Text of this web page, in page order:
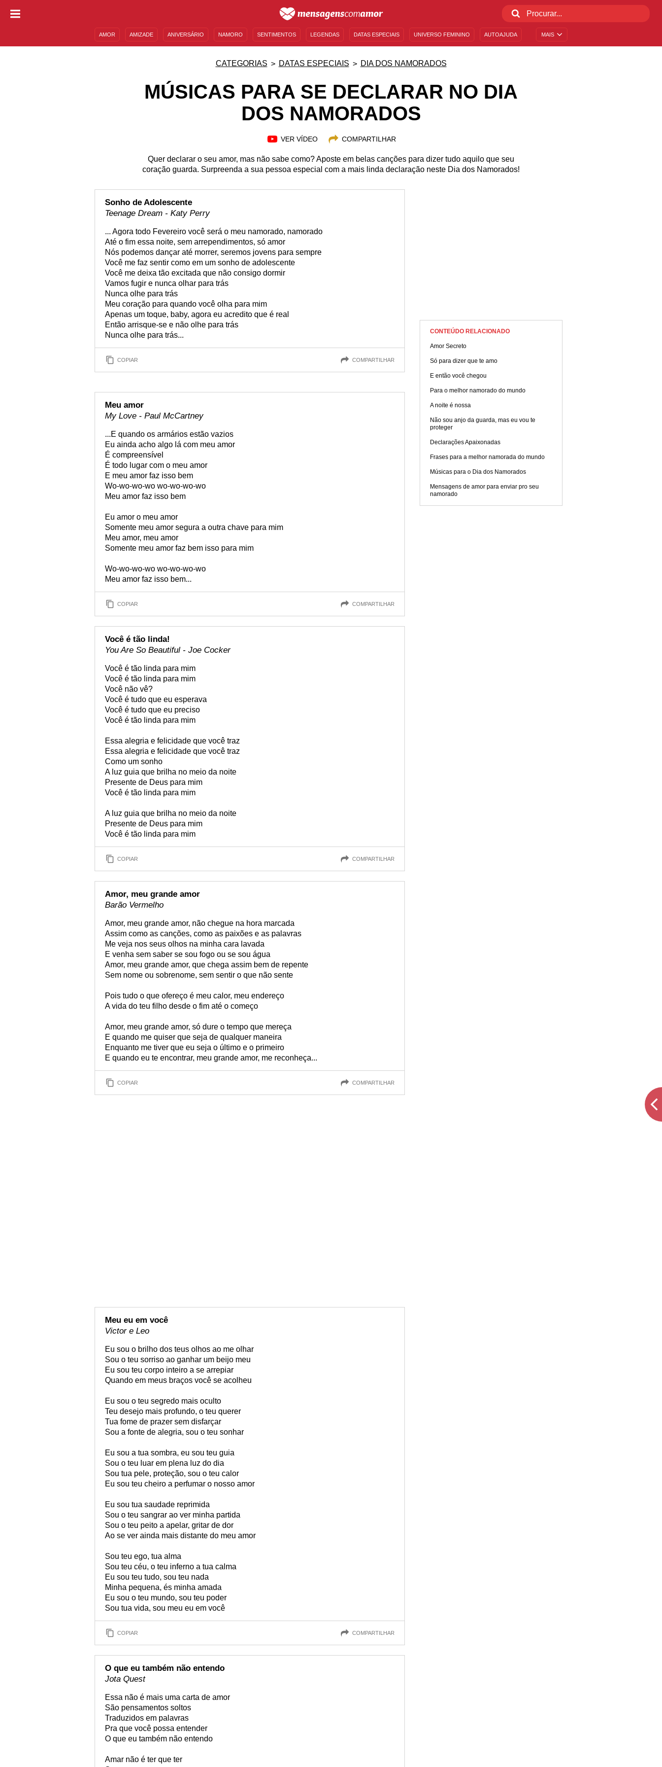
MAIS
AMOR AMIZADE ANIVERSÁRIO NAMORO SENTIMENTOS LEGENDAS DATAS ESPECIAIS UNIVERSO FEMININO AUTOAJUDA
CATEGORIAS DATAS ESPECIAIS DIA DOS NAMORADOS
MÚSICAS PARA SE DECLARAR NO DIA
DOS NAMORADOS
VER VÍDEO COMPARTILHAR
Quer declarar o seu amor, mas não sabe como? Aposte em belas canções para dizer tudo aquilo que seu
coração guarda. Surpreenda a sua pessoa especial com a mais linda declaração neste Dia dos Namorados!
Sonho de Adolescente
Teenage Dream - Katy Perry
... Agora todo Fevereiro você será o meu namorado, namorado
Até o fim essa noite, sem arrependimentos, só amor
Nós podemos dançar até morrer, seremos jovens para sempre
Você me faz sentir como em um sonho de adolescente
Você me deixa tão excitada que não consigo dormir
Vamos fugir e nunca olhar para trás
Nunca olhe para trás
Meu coração para quando você olha para mim
Apenas um toque, baby, agora eu acredito que é real
Então arrisque-se e não olhe para trás
Nunca olhe para trás...
COPIAR COMPARTILHAR
Meu amor
My Love - Paul McCartney
...E quando os armários estão vazios
Eu ainda acho algo lá com meu amor
É compreensível
É todo lugar com o meu amor
E meu amor faz isso bem
Wo-wo-wo-wo wo-wo-wo-wo
Meu amor faz isso bem
Eu amor o meu amor
Somente meu amor segura a outra chave para mim
Meu amor, meu amor
Somente meu amor faz bem isso para mim
Wo-wo-wo-wo wo-wo-wo-wo
Meu amor faz isso bem...
COPIAR COMPARTILHAR
Você é tão linda!
You Are So Beautiful - Joe Cocker
Você é tão linda para mim
Você é tão linda para mim
Você não vê?
Você é tudo que eu esperava
Você é tudo que eu preciso
Você é tão linda para mim
Essa alegria e felicidade que você traz
Essa alegria e felicidade que você traz
Como um sonho
A luz guia que brilha no meio da noite
Presente de Deus para mim
Você é tão linda para mim
A luz guia que brilha no meio da noite
Presente de Deus para mim
Você é tão linda para mim
COPIAR COMPARTILHAR
Amor, meu grande amor
Barão Vermelho
Amor, meu grande amor, não chegue na hora marcada
Assim como as canções, como as paixões e as palavras
Me veja nos seus olhos na minha cara lavada
E venha sem saber se sou fogo ou se sou água
Amor, meu grande amor, que chega assim bem de repente
Sem nome ou sobrenome, sem sentir o que não sente
Pois tudo o que ofereço é meu calor, meu endereço
A vida do teu filho desde o fim até o começo
Amor, meu grande amor, só dure o tempo que mereça
E quando me quiser que seja de qualquer maneira
Enquanto me tiver que eu seja o último e o primeiro
E quando eu te encontrar, meu grande amor, me reconheça...
COPIAR COMPARTILHAR
Meu eu em você
Victor e Leo
Eu sou o brilho dos teus olhos ao me olhar
Sou o teu sorriso ao ganhar um beijo meu
Eu sou teu corpo inteiro a se arrepiar
Quando em meus braços você se acolheu
Eu sou o teu segredo mais oculto
Teu desejo mais profundo, o teu querer
Tua fome de prazer sem disfarçar
Sou a fonte de alegria, sou o teu sonhar
Eu sou a tua sombra, eu sou teu guia
Sou o teu luar em plena luz do dia
Sou tua pele, proteção, sou o teu calor
Eu sou teu cheiro a perfumar o nosso amor
Eu sou tua saudade reprimida
Sou o teu sangrar ao ver minha partida
Sou o teu peito a apelar, gritar de dor
Ao se ver ainda mais distante do meu amor
Sou teu ego, tua alma
Sou teu céu, o teu inferno a tua calma
Eu sou teu tudo, sou teu nada
Minha pequena, és minha amada
Eu sou o teu mundo, sou teu poder
Sou tua vida, sou meu eu em você
COPIAR COMPARTILHAR
O que eu também não entendo
Jota Quest
Essa não é mais uma carta de amor
São pensamentos soltos
Traduzidos em palavras
Pra que você possa entender
O que eu também não entendo
Amar não é ter que ter
CONTEÚDO RELACIONADO
Amor Secreto
Só para dizer que te amo
E então você chegou
Para o melhor namorado do mundo
A noite é nossa
Não sou anjo da guarda, mas eu vou te
proteger
Declarações Apaixonadas
Frases para a melhor namorada do mundo
Músicas para o Dia dos Namorados
Mensagens de amor para enviar pro seu
namorado